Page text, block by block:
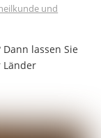
und
lassen Sie
Länder